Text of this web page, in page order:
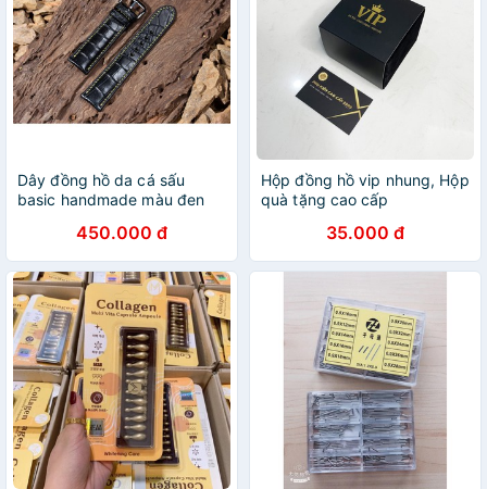
Dây đồng hồ da cá sấu
basic handmade màu đen
450.000 đ
Hộp đồng hồ vip nhung, Hộp
quà tặng cao cấp
35.000 đ